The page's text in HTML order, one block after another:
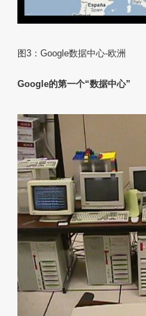
图3：Google数据中心-欧洲
Google的第一个“数据中心”